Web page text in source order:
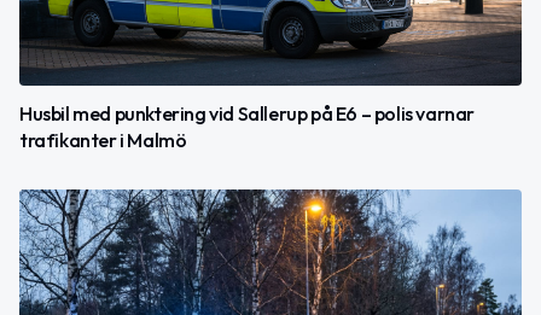
Husbil med punktering vid Sallerup på E6 – polis varnar
trafikanter i Malmö